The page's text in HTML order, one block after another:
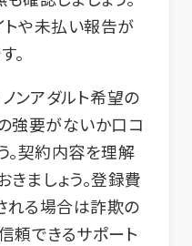
や未払い報告が
。
ンアダルト希望の
強要がないか口コ
。契約内容を理解
きましょう。登録費
れる場合は詐欺の
頼できるサポート